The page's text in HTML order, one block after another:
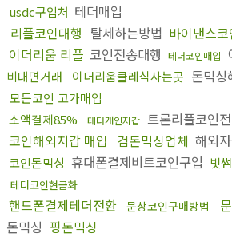
usdc구입처 테더매입
리플코인대행 탈세하는방법 바이낸스
이더리움 리플 코인전송대행 테더코인매입
비대면거래
이더리움클레식사는곳 돈믹싱
모든코인 고가매입
소액결제85%
테더개인지갑 트론리플코인
코인해외지갑 매입 검돈믹싱업체 해외
코인돈믹싱 휴대폰결제비트코인구입 빗
테더코인현금화
핸드폰결제테더전환 문상코인구매방법
돈믹싱 핑돈믹싱